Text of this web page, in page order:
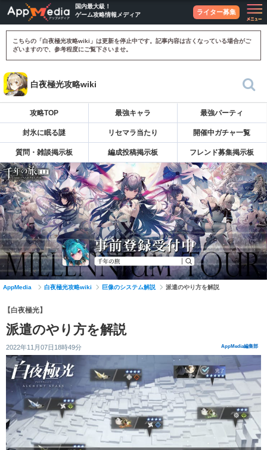
国内最大級！
ゲーム攻略情報メディア
ライター募集
こちらの「白夜極光攻略wiki」は更新を停止中です。記事内容は古くなっている場合がご
ざいますので、参考程度にご覧下さいませ。
白夜極光攻略wiki
攻略TOP 最強キャラ 最強パーティ
封氷に眠る謎 リセマラ当たり 開催中ガチャ一覧
質問・雑談掲示板 編成投稿掲示板 フレンド募集掲示板
AppMedia 白夜極光攻略wiki 巨像のシステム解説 派遣のやり方を解説
【白夜極光】
派遣のやり方を解説
2022年11月07日18時49分 AppMedia編集部